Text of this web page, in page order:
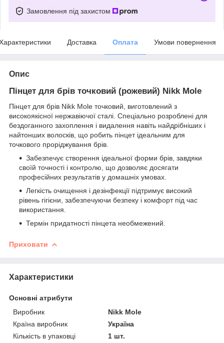
Замовлення під захистом
Доставка Оплата Умови повернення
Опис
Пінцет для брів точковий (рожевий) Nikk Mole
Пінцет для брів Nikk Mole точковий, виготовлений з
високоякісної нержавіючої сталі. Спеціально розроблені для
бездоганного захоплення і видалення навіть найдрібніших і
найтонших волосків, що робить пінцет ідеальним для
точкового проріджування брів.
Забезпечує створення ідеальної форми брів, завдяки
своїй точності і контролю, що дозволяє досягати
професійних результатів у домашніх умовах.
Легкість очищення і дезінфекції підтримує високий
рівень гігієни, забезпечуючи безпеку і комфорт під час
використання.
Термін придатності пінцета необмежений.
Приховати
Характеристики
Основні атрибути
Виробник
Nikk Mole
Країна виробник
Україна
Кількість в упаковці
1 шт.